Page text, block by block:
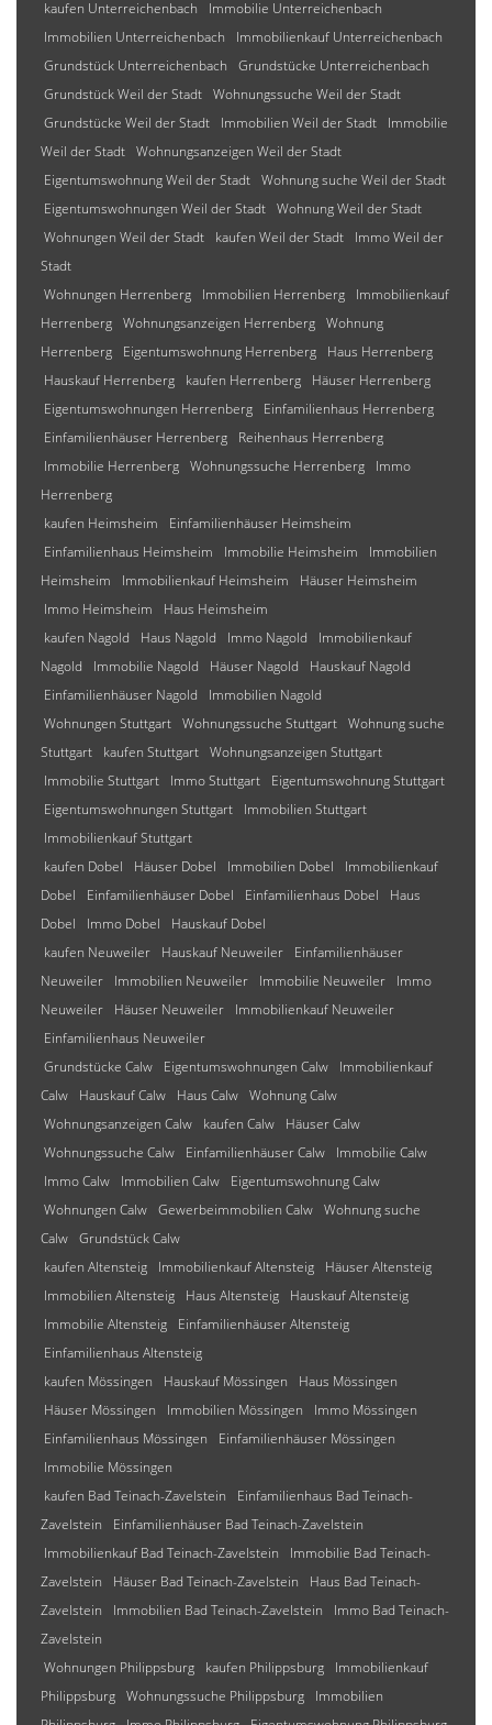
kaufen Unterreichenbach
Immobilie Unterreichenbach
Immobilien Unterreichenbach
Immobilienkauf Unterreichenbach
Grundstück Unterreichenbach
Grundstücke Unterreichenbach
Grundstück Weil der Stadt Wohnungssuche Weil der Stadt
Grundstücke Weil der Stadt
Immobilien Weil der Stadt
Immobilie
Weil der Stadt Wohnungsanzeigen Weil der Stadt
Eigentumswohnung Weil der Stadt Wohnung suche Weil der Stadt
Eigentumswohnungen Weil der Stadt Wohnung Weil der Stadt
Wohnungen Weil der Stadt
kaufen Weil der Stadt
Immo Weil der
Stadt
Wohnungen Herrenberg
Immobilien Herrenberg
Immobilienkauf
Herrenberg Wohnungsanzeigen Herrenberg Wohnung
Herrenberg
Eigentumswohnung Herrenberg
Haus Herrenberg
Hauskauf Herrenberg
kaufen Herrenberg
Häuser Herrenberg
Eigentumswohnungen Herrenberg
Einfamilienhaus Herrenberg
Einfamilienhäuser Herrenberg
Reihenhaus Herrenberg
Immobilie Herrenberg Wohnungssuche Herrenberg
Immo
Herrenberg
kaufen Heimsheim
Einfamilienhäuser Heimsheim
Einfamilienhaus Heimsheim
Immobilie Heimsheim
Immobilien
Heimsheim
Immobilienkauf Heimsheim
Häuser Heimsheim
Immo Heimsheim
Haus Heimsheim
kaufen Nagold
Haus Nagold Immo Nagold
Immobilienkauf
Nagold
Immobilie Nagold Häuser Nagold
Hauskauf Nagold
Einfamilienhäuser Nagold
Immobilien Nagold
Wohnungen Stuttgart Wohnungssuche Stuttgart Wohnung suche
Stuttgart
kaufen Stuttgart Wohnungsanzeigen Stuttgart
Immobilie Stuttgart
Immo Stuttgart
Eigentumswohnung Stuttgart
Eigentumswohnungen Stuttgart
Immobilien Stuttgart
Immobilienkauf Stuttgart
kaufen Dobel
Häuser Dobel Immobilien Dobel
Immobilienkauf
Dobel
Einfamilienhäuser Dobel Einfamilienhaus Dobel
Haus
Dobel
Immo Dobel
Hauskauf Dobel
kaufen Neuweiler
Hauskauf Neuweiler
Einfamilienhäuser
Neuweiler
Immobilien Neuweiler Immobilie Neuweiler
Immo
Neuweiler
Häuser Neuweiler
Immobilienkauf Neuweiler
Einfamilienhaus Neuweiler
Grundstücke Calw
Eigentumswohnungen Calw
Immobilienkauf
Calw
Hauskauf Calw Haus Calw Wohnung Calw
Wohnungsanzeigen Calw
kaufen Calw
Häuser Calw
Wohnungssuche Calw
Einfamilienhäuser Calw
Immobilie Calw
Immo Calw
Immobilien Calw
Eigentumswohnung Calw
Wohnungen Calw Gewerbeimmobilien Calw Wohnung suche
Calw Grundstück Calw
kaufen Altensteig
Immobilienkauf Altensteig
Häuser Altensteig
Immobilien Altensteig
Haus Altensteig
Hauskauf Altensteig
Immobilie Altensteig
Einfamilienhäuser Altensteig
Einfamilienhaus Altensteig
kaufen Mössingen
Hauskauf Mössingen
Haus Mössingen
Häuser Mössingen
Immobilien Mössingen
Immo Mössingen
Einfamilienhaus Mössingen
Einfamilienhäuser Mössingen
Immobilie Mössingen
kaufen Bad Teinach-Zavelstein
Einfamilienhaus Bad Teinach-
Zavelstein
Einfamilienhäuser Bad Teinach-Zavelstein
Immobilienkauf Bad Teinach-Zavelstein
Immobilie Bad Teinach-
Zavelstein
Häuser Bad Teinach-Zavelstein
Haus Bad Teinach-
Zavelstein
Immobilien Bad Teinach-Zavelstein
Immo Bad Teinach-
Zavelstein
Wohnungen Philippsburg
kaufen Philippsburg
Immobilienkauf
Philippsburg Wohnungssuche Philippsburg
Immobilien